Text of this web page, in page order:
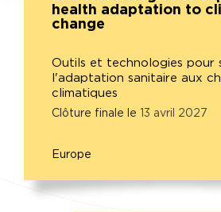
health adaptation to
change
Outils et technologies pour
l'adaptation sanitaire aux
climatiques
Clôture finale le 13 avril 2027
Europe